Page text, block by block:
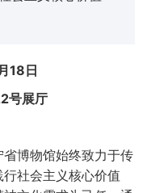
18日
号展厅
博物馆始终致力于传
社会主义核心价值